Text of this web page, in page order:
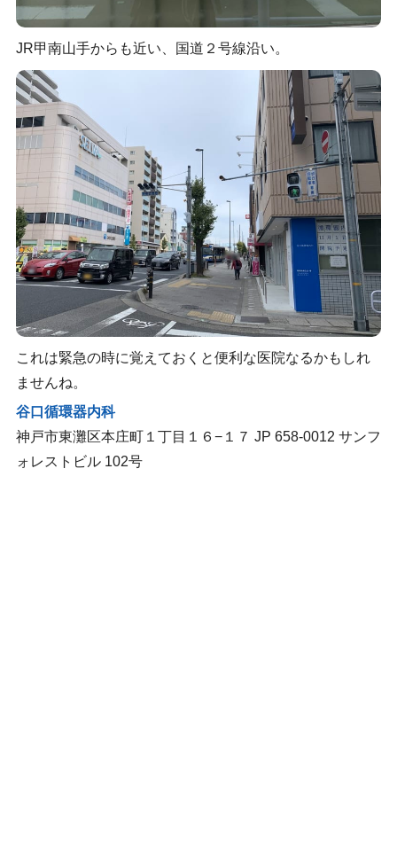
JR甲南山手からも近い、国道２号線沿い。
これは緊急の時に覚えておくと便利な医院なるかもしれ
ませんね。
谷口循環器内科
神戸市東灘区本庄町１丁目１６−１７ JP 658-0012 サンフ
ォレストビル 102号